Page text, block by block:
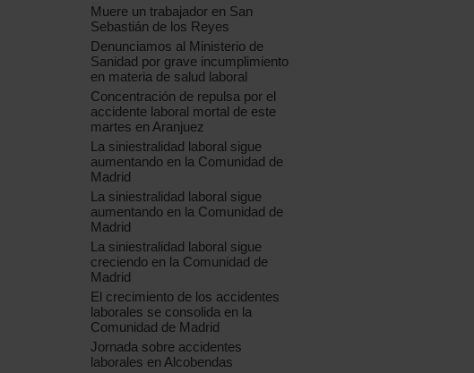
Muere un trabajador en San
Sebastián de los Reyes
Denunciamos al Ministerio de
Sanidad por grave incumplimiento
en materia de salud laboral
Concentración de repulsa por el
accidente laboral mortal de este
martes en Aranjuez
La siniestralidad laboral sigue
aumentando en la Comunidad de
Madrid
La siniestralidad laboral sigue
aumentando en la Comunidad de
Madrid
La siniestralidad laboral sigue
creciendo en la Comunidad de
Madrid
El crecimiento de los accidentes
laborales se consolida en la
Comunidad de Madrid
Jornada sobre accidentes
laborales en Alcobendas